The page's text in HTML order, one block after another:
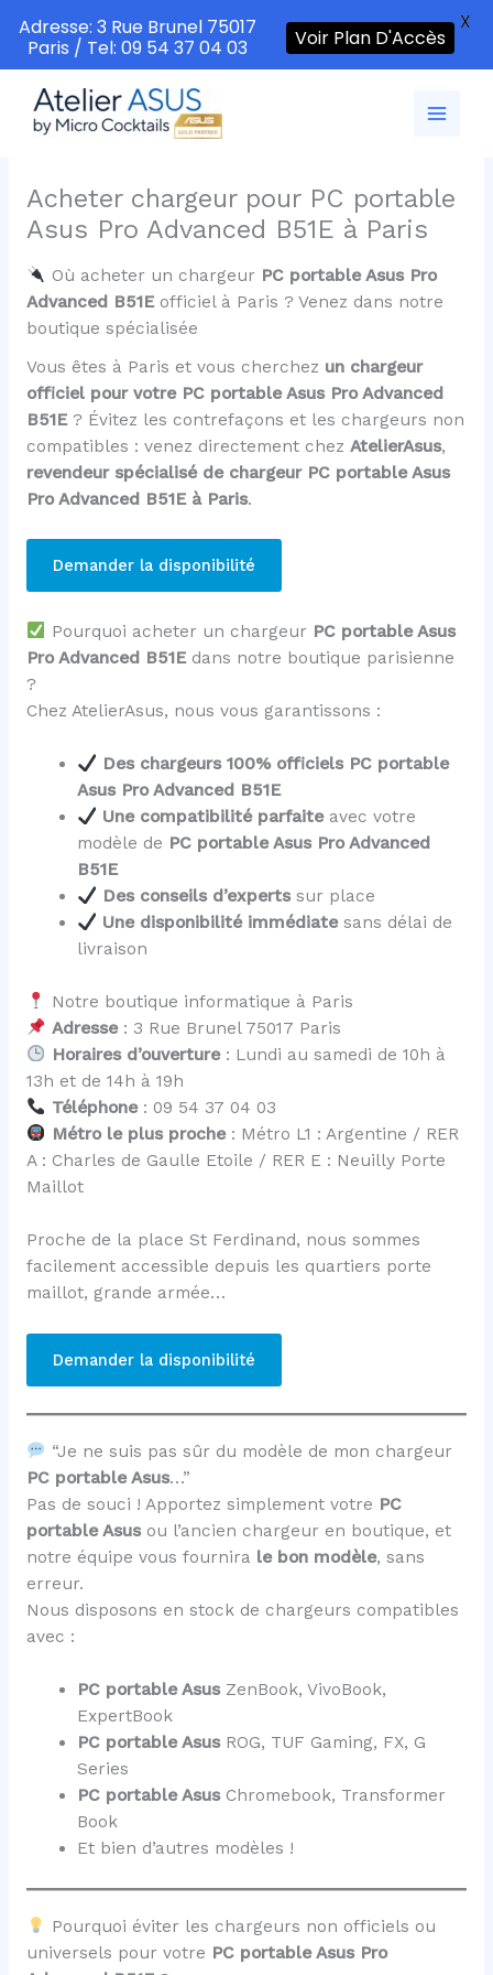
contenu
Acheter chargeur pour PC portable
Asus Pro Advanced B51E à Paris
Où acheter un chargeur PC portable Asus Pro
Advanced B51Eofficiel à Paris ? Venez dans notre
boutique spécialisée
Vous êtes à Paris et vous cherchez un chargeur
officiel pour votre PC portable Asus Pro Advanced
B51E? Évitez les contrefaçons et les chargeurs non
compatibles : venez directement chez AtelierAsus,
revendeur spécialisé de chargeur PC portable Asus
Pro Advanced B51E à Paris.
Demander la disponibilité
Pourquoi acheter un chargeur PC portable Asus
Pro Advanced B51Edans notre boutique parisienne
?
Chez AtelierAsus, nous vous garantissons :
Des chargeurs 100% officiels PC portable
Asus Pro Advanced B51E
Une compatibilité parfaiteavec votre
modèle de PC portable Asus Pro Advanced
B51E
Des conseils d’expertssur place
Une disponibilité immédiatesans délai de
livraison
Notre boutique informatique à Paris
Adresse: 3 Rue Brunel 75017 Paris
Horaires d’ouverture: Lundi au samedi de 10h à
13h et de 14h à 19h
Téléphone: 09 54 37 04 03
Métro le plus proche: Métro L1 : Argentine / RER
A : Charles de Gaulle Etoile / RER E : Neuilly Porte
Maillot
Proche de la place St Ferdinand, nous sommes
facilement accessible depuis les quartiers porte
maillot, grande armée…
Demander la disponibilité
“Je ne suis pas sûr du modèle de mon chargeur
PC portable Asus…”
Pas de souci ! Apportez simplement votre PC
portable Asus ou l’ancien chargeur en boutique, et
notre équipe vous fournira le bon modèle, sans
erreur.
Nous disposons en stock de chargeurs compatibles
avec :
PC portable Asus ZenBook, VivoBook,
ExpertBook
PC portable Asus ROG, TUF Gaming, FX, G
Series
PC portable Asus Chromebook, Transformer
Book
Et bien d’autres modèles !
Pourquoi éviter les chargeurs non officiels ou
universels pour votre PC portable Asus Pro
Adresse: 3 Rue Brunel 75017
Paris / Tel: 09 54 37 04 03
Voir Plan D'Accès
X